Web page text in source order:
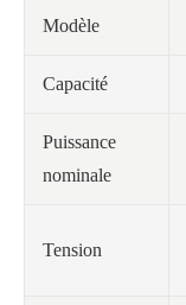
Modèle
Capacité
Puissance
nominale
Tension